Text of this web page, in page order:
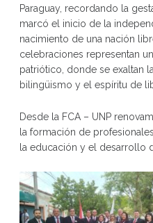
Paraguay, recordando la
marcó el inicio de la
nacimiento de una nación
celebraciones representan
patriótico, donde se exaltan
bilingüismo y el espíritu de
Desde la FCA – UNP
la formación de
la educación y el desarrollo